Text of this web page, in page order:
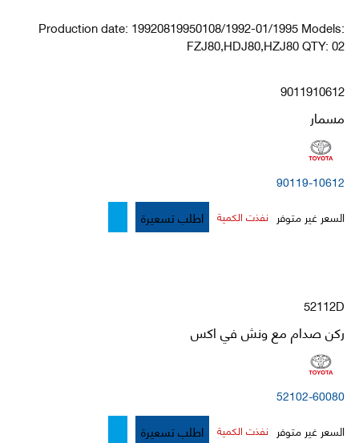
Production date: 19920819950108/1992-01/1995 Models:
FZJ80,HDJ80,HZJ80 QTY: 02
9011910612
مسمار
90119-10612
السعر غير متوفر نفذت الكمية اطلب تسعيرة
52112D
ركن صدام مع ونش في اكس
52102-60080
السعر غير متوفر نفذت الكمية اطلب تسعيرة